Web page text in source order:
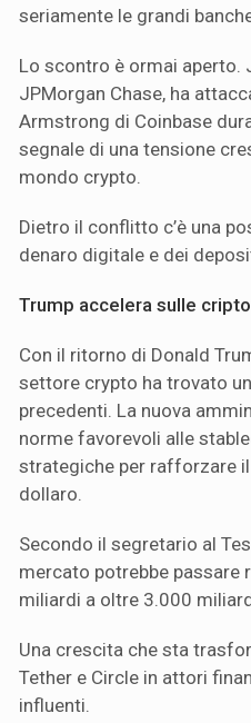
seriamente le grandi
Lo scontro è ormai aperto.
JPMorgan Chase, ha
Armstrong di Coinbase
segnale di una tensione
mondo crypto.
Dietro il conflitto c’è una
denaro digitale e dei
Trump accelera sulle
Con il ritorno di Donald
settore crypto ha trovato
precedenti. La nuova
norme favorevoli alle
strategiche per rafforzare
dollaro.
Secondo il segretario al
mercato potrebbe passare
miliardi a oltre 3.000
Una crescita che sta
Tether e Circle in attori
influenti.